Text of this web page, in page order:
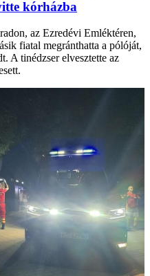
kórházba
az Ezredévi Emléktéren,
fiatal megránthatta a pólóját,
A tinédzser elvesztette az